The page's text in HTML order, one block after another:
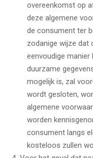
overeenkomst op
deze algemene
de consument ter
zodanige wijze dat
eenvoudige manier
duurzame
mogelijk is, zal
wordt gesloten,
algemene
worden
consument langs
kosteloos zullen